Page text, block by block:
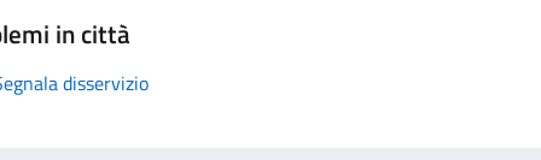
in città
disservizio